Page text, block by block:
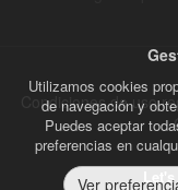
Condiciones de uso
Utilizamos cookies
de navegación y
Puedes aceptar
preferencias en
Ver